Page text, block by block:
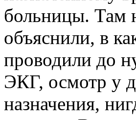
больницы. Там
объяснили, в
проводили до
ЭКГ, осмотр у
назначения,